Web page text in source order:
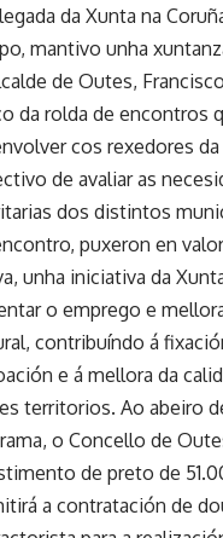
da Xunta na
mantivo unha
de Outes,
da rolda de encontros
cos rexedores
de avaliar as
dos distintos
puxeron en
unha iniciativa da
o emprego e
contribuíndo á
e á mellora da
territorios. Ao abeiro
o Concello de
de preto de
a contratación de